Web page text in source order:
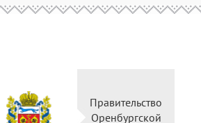
Правительство
Оренбургской